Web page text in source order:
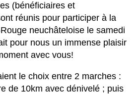
(bénéficiaires et
réunis pour participer à la
neuchâteloise le samedi
pour nous un immense plaisir
avec vous!
le choix entre 2 marches :
de 10km avec dénivelé ; puis